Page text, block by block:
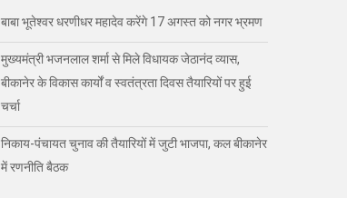
बाबा भूतेश्वर धरणीधर महादेव करेंगे 17 अगस्त को नगर भ्रमण
मुख्यमंत्री भजनलाल शर्मा से मिले विधायक जेठानंद व्यास,
बीकानेर के विकास कार्यों व स्वतंत्रता दिवस तैयारियों पर हुई
चर्चा
निकाय-पंचायत चुनाव की तैयारियों में जुटी भाजपा, कल बीकानेर
में रणनीति बैठक